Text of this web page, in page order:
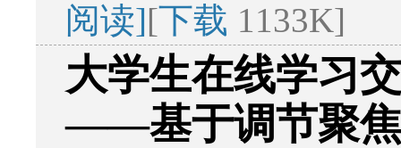
阅读][下载 1133K]
大学生在线学习
——基于调节聚